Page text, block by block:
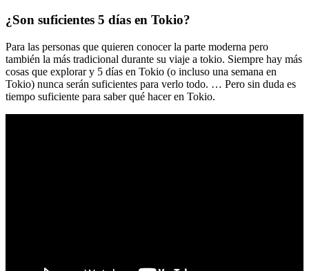
¿Son suficientes 5 días en Tokio?
Para las personas que quieren conocer la parte moderna pero
también la más tradicional durante su viaje a tokio. Siempre hay más
cosas que explorar y 5 días en Tokio (o incluso una semana en
Tokio) nunca serán suficientes para verlo todo. … Pero sin duda es
tiempo suficiente para saber qué hacer en Tokio.